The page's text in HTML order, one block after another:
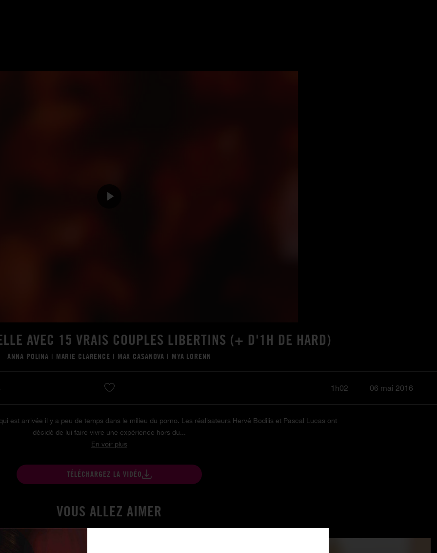
AVEC 15 VRAIS COUPLES LIBERTINS (+ D'1H DE HARD)
ANNA POLINA | MARIE CLARENCE | MAX CASANOVA | MYA LORENN
1h02 06 mai 2016
est arrivée il y a peu de temps dans le milieu du porno. Les réalisateurs Hervé Bodilis et Pascal Lucas ont
décidé de lui faire vivre une expérience hors du...
En voir plus
TÉLÉCHARGEZ LA VIDÉO
VOUS ALLEZ AIMER